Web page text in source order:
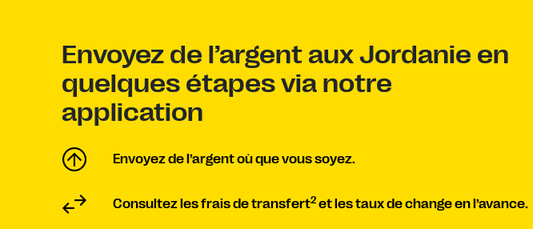
Envoyez de l’argent aux Jordanie en
quelques étapes via notre
application
Envoyez de l’argent où que vous soyez.
Consultez les frais de transfert2 et les taux de change en l’avance.